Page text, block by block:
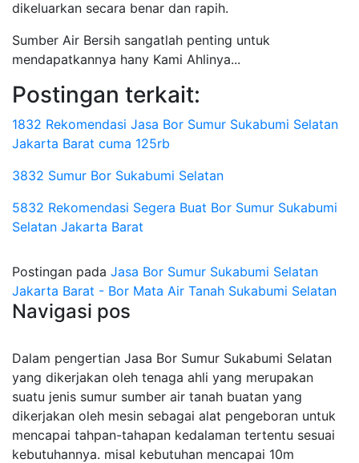
dikeluarkan secara benar dan rapih.
Sumber Air Bersih sangatlah penting untuk
mendapatkannya hany Kami Ahlinya...
Postingan terkait:
1832 Rekomendasi Jasa Bor Sumur Sukabumi Selatan
Jakarta Barat cuma 125rb
3832 Sumur Bor Sukabumi Selatan
5832 Rekomendasi Segera Buat Bor Sumur Sukabumi
Selatan Jakarta Barat
Postingan pada Jasa Bor Sumur Sukabumi Selatan
Jakarta Barat - Bor Mata Air Tanah Sukabumi Selatan
Navigasi pos
Dalam pengertian Jasa Bor Sumur Sukabumi Selatan
yang dikerjakan oleh tenaga ahli yang merupakan
suatu jenis sumur sumber air tanah buatan yang
dikerjakan oleh mesin sebagai alat pengeboran untuk
mencapai tahpan-tahapan kedalaman tertentu sesuai
kebutuhannya. misal kebutuhan mencapai 10m